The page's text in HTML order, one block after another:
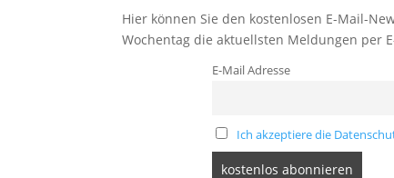
Hier können Sie den kostenlosen E-Mail-
Wochentag die aktuellsten Meldungen per
E-Mail Adresse
Ich akzeptiere die